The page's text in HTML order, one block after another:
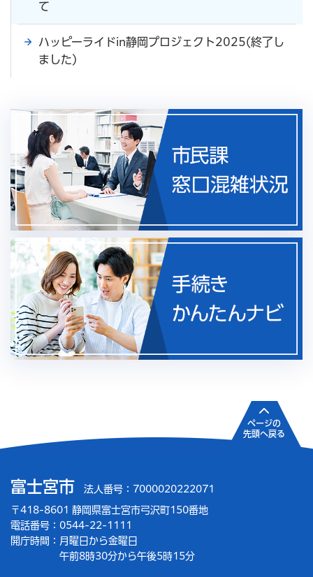
て
ハッピーライドin静岡プロジェクト2025(終了し
ました)
富士宮市 法人番号：7000020222071
〒418-8601 静岡県富士宮市弓沢町150番地
電話番号：0544-22-1111
開庁時間： 月曜日から金曜日
午前8時30分から午後5時15分
ページの
先頭へ戻る